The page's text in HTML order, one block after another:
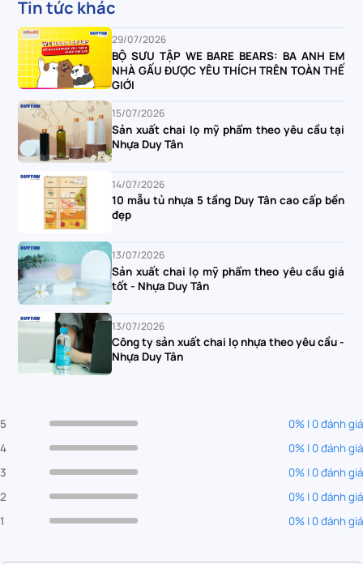
Tin tức khác
29/07/2026
BỘ SƯU TẬP WE BARE BEARS: BA ANH EM
NHÀ GẤU ĐƯỢC YÊU THÍCH TRÊN TOÀN THẾ
GIỚI
15/07/2026
Sản xuất chai lọ mỹ phẩm theo yêu cầu tại
Nhựa Duy Tân
14/07/2026
10 mẫu tủ nhựa 5 tầng Duy Tân cao cấp bền
đẹp
13/07/2026
Sản xuất chai lọ mỹ phẩm theo yêu cầu giá
tốt - Nhựa Duy Tân
13/07/2026
Công ty sản xuất chai lọ nhựa theo yêu cầu -
Nhựa Duy Tân
5
0% | 0 đánh giá
4
0% | 0 đánh giá
3
0% | 0 đánh giá
2
0% | 0 đánh giá
1
0% | 0 đánh giá